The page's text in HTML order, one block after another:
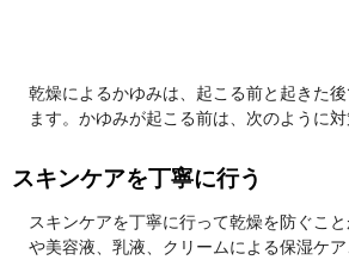
乾燥によるかゆみは、起こる前と起きた
ます。かゆみが起こる前は、次のように対
スキンケアを丁寧に行う
スキンケアを丁寧に行って乾燥を防ぐこ
や美容液、乳液、クリームによる保湿ケ